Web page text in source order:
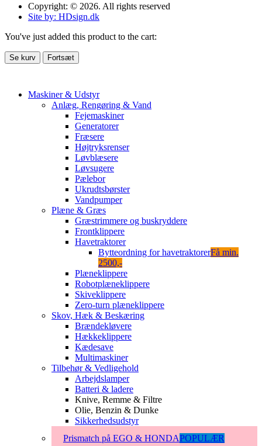
Copyright: © 2026. All rights reserved
Site by: HDsign.dk
You've just added this product to the cart:
Se kurv Fortsæt
Maskiner & Udstyr
Anlæg, Rengøring & Vand
Fejemaskiner
Generatorer
Fræsere
Højtryksrenser
Løvblæsere
Løvsugere
Pælebor
Ukrudtsbørster
Vandpumper
Plæne & Græs
Græstrimmere og buskryddere
Frontklippere
Havetraktorer
Bytteordning for havetraktorerFå min.
2500,-
Plæneklippere
Robotplæneklippere
Skiveklippere
Zero-turn plæneklippere
Skov, Hæk & Beskæring
Brændekløvere
Hækkeklippere
Kædesave
Multimaskiner
Tilbehør & Vedligehold
Arbejdslamper
Batteri & ladere
Knive, Remme & Filtre
Olie, Benzin & Dunke
Sikkerhedsudstyr
Prismatch på EGO & HONDAPOPULÆR